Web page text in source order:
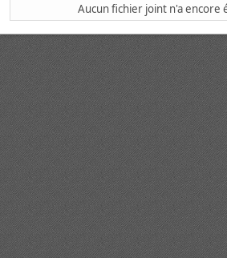
Aucun fichier joint n'a encore